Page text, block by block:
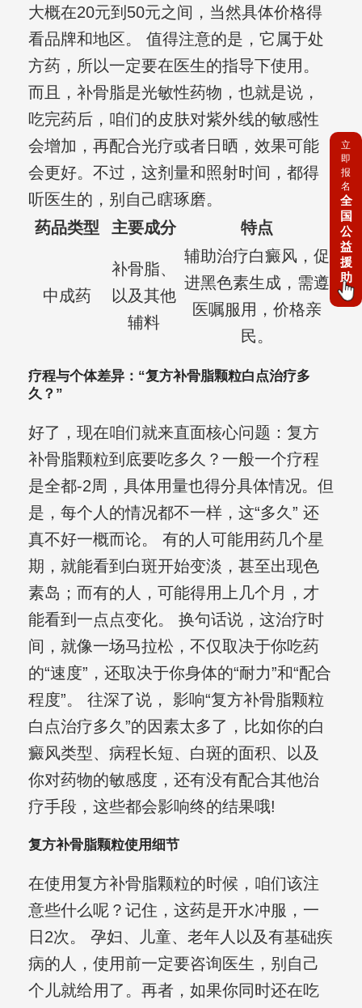
大概在20元到50元之间，当然具体价格得
看品牌和地区。 值得注意的是，它属于处
方药，所以一定要在医生的指导下使用。
而且，补骨脂是光敏性药物，也就是说，
吃完药后，咱们的皮肤对紫外线的敏感性
会增加，再配合光疗或者日晒，效果可能
会更好。不过，这剂量和照射时间，都得
听医生的，别自己瞎琢磨。
药品类型
主要成分 特点
中成药
补骨脂、
以及其他
辅料
辅助治疗白癜风，促
进黑色素生成，需遵
医嘱服用，价格亲
民。
疗程与个体差异：“复方补骨脂颗粒白点治疗多
久？”
好了，现在咱们就来直面核心问题：复方
补骨脂颗粒到底要吃多久？一般一个疗程
是全都-2周，具体用量也得分具体情况。但
是，每个人的情况都不一样，这“多久” 还
真不好一概而论。 有的人可能用药几个星
期，就能看到白斑开始变淡，甚至出现色
素岛；而有的人，可能得用上几个月，才
能看到一点点变化。 换句话说，这治疗时
间，就像一场马拉松，不仅取决于你吃药
的“速度”，还取决于你身体的“耐力”和“配合
程度”。 往深了说， 影响“复方补骨脂颗粒
白点治疗多久”的因素太多了，比如你的白
癜风类型、病程长短、白斑的面积、以及
你对药物的敏感度，还有没有配合其他治
疗手段，这些都会影响终的结果哦!
复方补骨脂颗粒使用细节
在使用复方补骨脂颗粒的时候，咱们该注
意些什么呢？记住，这药是开水冲服，一
日2次。 孕妇、儿童、老年人以及有基础疾
病的人，使用前一定要咨询医生，别自己
个儿就给用了。再者，如果你同时还在吃
立
即
报
名
全
国
公
益
援
助